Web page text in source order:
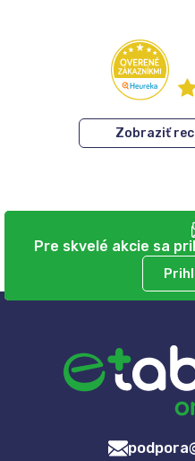
Zobraziť
Pre skvelé akcie sa